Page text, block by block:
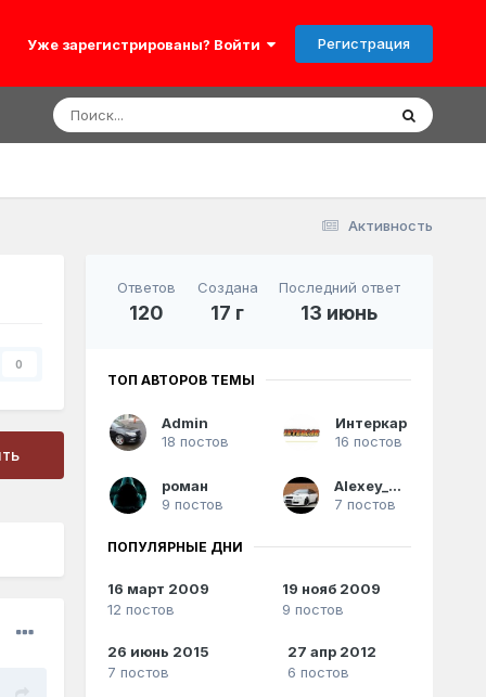
Уже зарегистрированы? Войти Регистрация
Активность
0
Ответов
120
Создана
17 г
Последний ответ
13 июнь
ТОП АВТОРОВ ТЕМЫ
Admin
18 постов
Интеркар
16 постов
роман
9 постов
Alexey_2la
7 постов
ПОПУЛЯРНЫЕ ДНИ
16 март 2009
12 постов
19 нояб 2009
9 постов
26 июнь 2015
7 постов
27 апр 2012
6 постов